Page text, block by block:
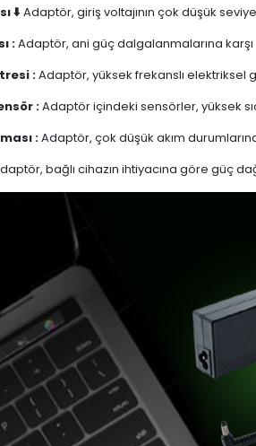
⬇️Adaptör, giriş voltajının çok düşük
:Adaptör, ani güç dalgalanmalarına
:Adaptör, yüksek frekanslı elektriksel
:Adaptör içindeki sensörler, yüksek
:Adaptör, çok düşük akım
bağlı cihazın ihtiyacına göre güç